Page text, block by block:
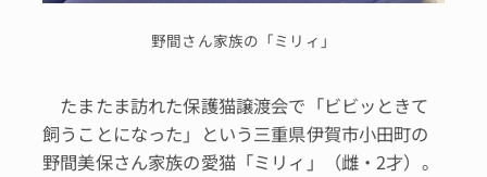
野間さん家族の「ミリィ」
たまたま訪れた保護猫譲渡会で「ビビッときて
飼うことになった」という三重県伊賀市小田町の
野間美保さん家族の愛猫「ミリィ」（雌・2才）。